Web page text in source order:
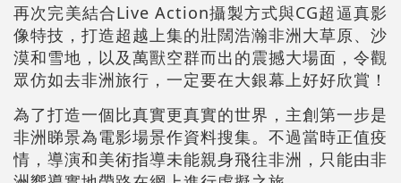
再次完美結合Live Action攝製方式與CG超逼真影
像特技，打造超越上集的壯闊浩瀚非洲大草原、沙
漠和雪地，以及萬獸空群而出的震撼大場面，令觀
眾仿如去非洲旅行，一定要在大銀幕上好好欣賞！
為了打造一個比真實更真實的世界，主創第一步是
非洲睇景為電影場景作資料搜集。不過當時正值疫
情，導演和美術指導未能親身飛往非洲，只能由非